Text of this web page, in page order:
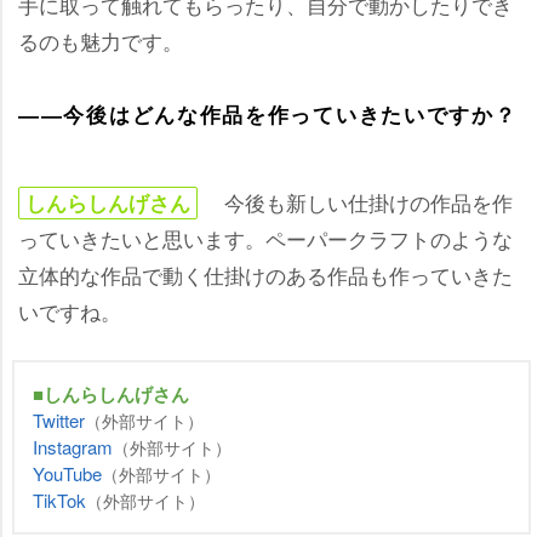
るのも魅力です。
――今後はどんな作品を作っていきたいですか？
しんらしんげさん
今後も新しい仕掛けの作品を作
っていきたいと思います。ペーパークラフトのような
立体的な作品で動く仕掛けのある作品も作っていきた
いですね。
■しんらしんげさん
Twitter （外部サイト）
Instagram （外部サイト）
YouTube （外部サイト）
TikTok （外部サイト）